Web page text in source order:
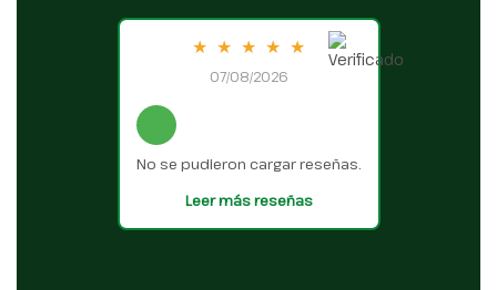
★ ★ ★ ★ ★
07/08/2026
No se pudieron cargar reseñas.
Leer más reseñas